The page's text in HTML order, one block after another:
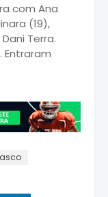
com Ana
(19),
Terra.
Entraram